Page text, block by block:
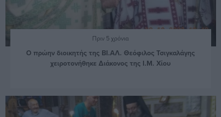
Πριν 5 χρόνια
Ο πρώην διοικητής της ΒΙ.ΑΛ. Θεόφιλος Τσιγκαλάγης
χειροτονήθηκε Διάκονος της Ι.Μ. Χίου